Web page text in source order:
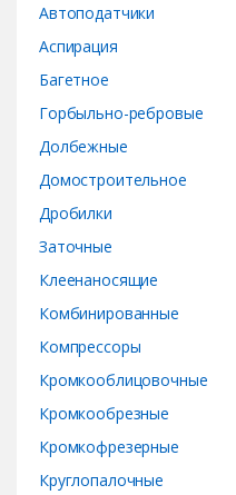
Автоподатчики
Аспирация
Багетное
Горбыльно-ребровые
Долбежные
Домостроительное
Дробилки
Заточные
Клеенаносящие
Комбинированные
Компрессоры
Кромкооблицовочные
Кромкообрезные
Кромкофрезерные
Круглопалочные